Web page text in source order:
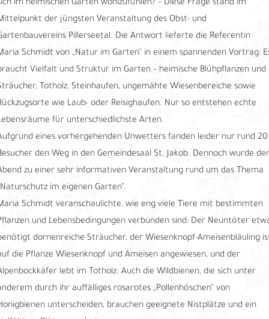
im heimischen Garten wohlzufühlen? – Diese Frage stand im
der jüngsten Veranstaltung des Obst- und
Pillerseetal. Die Antwort lieferte die Referentin
Schmidt von „Natur im Garten“ in einem spannenden Vortrag:
Vielfalt und Struktur im Garten – heimische Blühpflanzen und
Totholz, Steinhaufen, ungemähte Wiesenbereiche sowie
wie Laub- oder Reisighaufen. Nur so entstehen echte
für unterschiedlichste Arten.
eines vorhergehenden Unwetters fanden leider nur rund 20
den Weg in den Gemeindesaal St. Jakob. Dennoch wurde der
zu einer sehr informativen Veranstaltung rund um das Thema
im eigenen Garten“.
Schmidt veranschaulichte, wie eng viele Tiere mit bestimmten
und Lebensbedingungen verbunden sind: Der Neuntöter
dornenreiche Sträucher, der Wiesenknopf-Ameisenbläuling
die Pflanze Wiesenknopf und Ameisen angewiesen, und der
lebt im Totholz. Auch die Wildbienen, die sich unter
durch ihr auffälliges rosarotes „Pollenhöschen“ von
unterscheiden, brauchen geeignete Nistplätze und ein